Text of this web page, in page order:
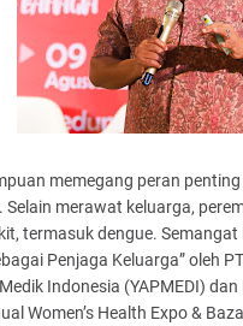
memegang peran
merawat keluarga,
termasuk dengue.
Penjaga Keluarga” oleh
Indonesia (YAPMEDI)
Women’s Health Expo &